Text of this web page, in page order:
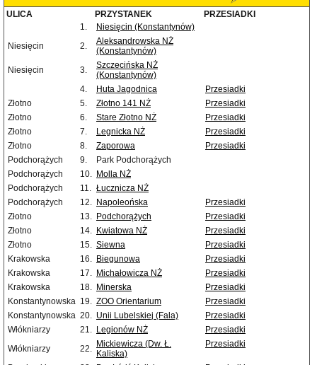
ULICA PRZYSTANEK
PRZESIADKI
1.
Niesięcin (Konstantynów)
Niesięcin
2.
Aleksandrowska NŻ
(Konstantynów)
Niesięcin
3.
Szczecińska NŻ
(Konstantynów)
4.
Huta Jagodnica
Przesiadki
Złotno
5. Złotno 141 NŻ
Przesiadki
Złotno
6. Stare Złotno NŻ
Przesiadki
Złotno
7. Legnicka NŻ
Przesiadki
Złotno
8. Zaporowa
Przesiadki
Podchorążych
9.
Park Podchorążych
Podchorążych
10. Molla NŻ
Podchorążych
11. Łucznicza NŻ
Podchorążych
12. Napoleońska
Przesiadki
Złotno
13. Podchorążych
Przesiadki
Złotno
14. Kwiatowa NŻ
Przesiadki
Złotno
15. Siewna
Przesiadki
Krakowska
16. Biegunowa
Przesiadki
Krakowska
17. Michałowicza NŻ
Przesiadki
Krakowska
18. Minerska
Przesiadki
Konstantynowska 19. ZOO Orientarium
Przesiadki
Konstantynowska 20. Unii Lubelskiej (Fala)
Przesiadki
Włókniarzy
21. Legionów NŻ
Przesiadki
Włókniarzy
22. Mickiewicza (Dw. Ł.
Kaliska)
Przesiadki